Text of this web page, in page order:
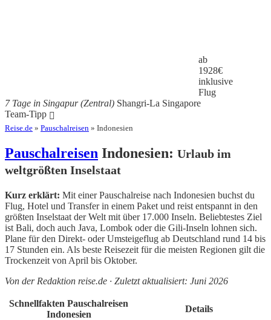
ab
1928€
inklusive
Flug
7 Tage in Singapur (Zentral) Shangri-La Singapore
Team-Tipp
Reise.de » Pauschalreisen » Indonesien
Pauschalreisen Indonesien: Urlaub im
weltgrößten Inselstaat
Kurz erklärt: Mit einer Pauschalreise nach Indonesien buchst du
Flug, Hotel und Transfer in einem Paket und reist entspannt in den
größten Inselstaat der Welt mit über 17.000 Inseln. Beliebtestes Ziel
ist Bali, doch auch Java, Lombok oder die Gili-Inseln lohnen sich.
Plane für den Direkt- oder Umsteigeflug ab Deutschland rund 14 bis
17 Stunden ein. Als beste Reisezeit für die meisten Regionen gilt die
Trockenzeit von April bis Oktober.
Von der Redaktion reise.de · Zuletzt aktualisiert: Juni 2026
Schnellfakten Pauschalreisen
Indonesien
Details